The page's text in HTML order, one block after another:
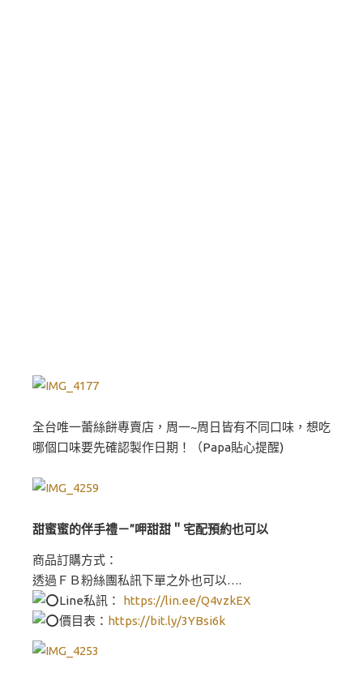
全台唯一蕾絲餅專賣店，周一~周日皆有不同口味，想吃
哪個口味要先確認製作日期！（Papa貼心提醒)
甜蜜蜜的伴手禮－”呷甜甜＂宅配預約也可以
商品訂購方式：
透過ＦＢ粉絲團私訊下單之外也可以….
Line私訊： https://lin.ee/Q4vzkEX
價目表： https://bit.ly/3YBsi6k